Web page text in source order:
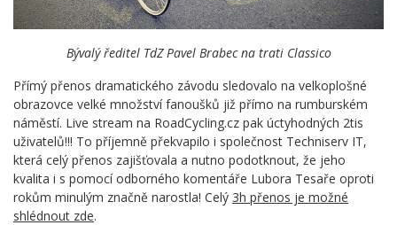
Bývalý ředitel TdZ Pavel Brabec na trati Classico
Přímý přenos dramatického závodu sledovalo na velkoplošné
obrazovce velké množství fanoušků již přímo na rumburském
náměstí. Live stream na RoadCycling.cz pak úctyhodných 2tis
uživatelů!!! To příjemně překvapilo i společnost Techniserv IT,
která celý přenos zajišťovala a nutno podotknout, že jeho
kvalita i s pomocí odborného komentáře Lubora Tesaře oproti
rokům minulým značně narostla! Celý 3h přenos je možné
shlédnout zde.